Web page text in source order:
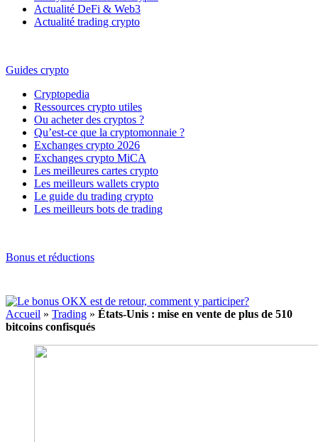
Actualité DeFi & Web3
Actualité trading crypto
Guides crypto
Cryptopedia
Ressources crypto utiles
Ou acheter des cryptos ?
Qu’est-ce que la cryptomonnaie ?
Exchanges crypto 2026
Exchanges crypto MiCA
Les meilleures cartes crypto
Les meilleurs wallets crypto
Le guide du trading crypto
Les meilleurs bots de trading
Bonus et réductions
Accueil » Trading » États-Unis : mise en vente de plus de 510
bitcoins confisqués